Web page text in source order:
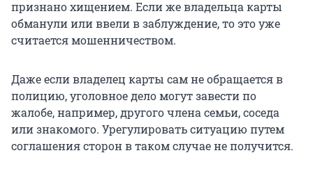
признано хищением. Если же владельца карты
обманули или ввели в заблуждение, то это уже
считается мошенничеством.
Даже если владелец карты сам не обращается в
полицию, уголовное дело могут завести по
жалобе, например, другого члена семьи, соседа
или знакомого. Урегулировать ситуацию путем
соглашения сторон в таком случае не получится.